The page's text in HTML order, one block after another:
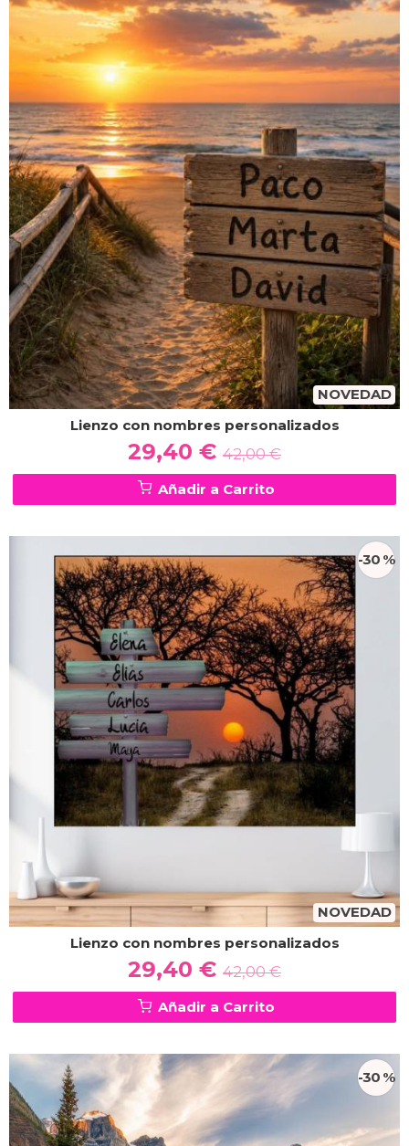
NOVEDAD
Lienzo con nombres personalizados
29,40 € 42,00 €
Añadir a Carrito
NOVEDAD
-30 %
Lienzo con nombres personalizados
29,40 € 42,00 €
Añadir a Carrito
-30 %